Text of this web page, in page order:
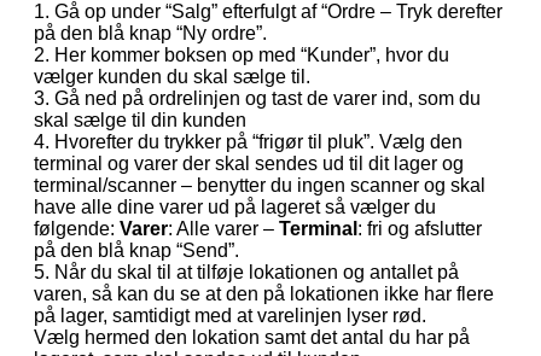
1. Gå op under “Salg” efterfulgt af “Ordre – Tryk derefter
på den blå knap “Ny ordre”.
2. Her kommer boksen op med “Kunder”, hvor du
vælger kunden du skal sælge til.
3. Gå ned på ordrelinjen og tast de varer ind, som du
skal sælge til din kunden
4. Hvorefter du trykker på “frigør til pluk”. Vælg den
terminal og varer der skal sendes ud til dit lager og
terminal/scanner – benytter du ingen scanner og skal
have alle dine varer ud på lageret så vælger du
følgende: Varer: Alle varer – Terminal : fri og afslutter
på den blå knap “Send”.
5. Når du skal til at tilføje lokationen og antallet på
varen, så kan du se at den på lokationen ikke har flere
på lager, samtidigt med at varelinjen lyser rød.
Vælg hermed den lokation samt det antal du har på